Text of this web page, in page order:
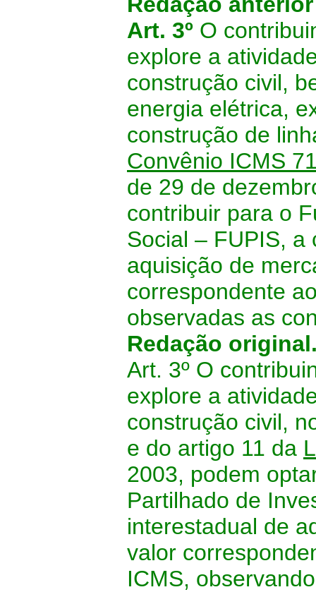
Art. 3º O
explore a
construção civil,
energia elétrica,
construção de
Convênio ICMS
de 29 de
contribuir para o
Social – FUPIS, a
aquisição de
correspondente
observadas as
Redação
Art. 3º O
explore a
construção civil,
e do artigo 11 da
2003, podem
Partilhado de
interestadual de
valor
ICMS,